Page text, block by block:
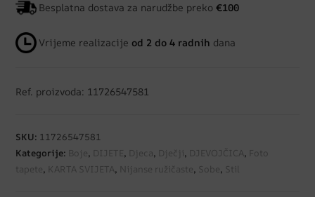
Besplatna dostava za narudžbe preko€100
Vrijeme realizacije od 2 do 4 radnih dana
Ref. proizvoda: 11726547581
SKU: 11726547581
Kategorije: Boje, DIJETE, Djeca, Dječji, DJEVOJČICA, Foto
tapete, KARTA SVIJETA, Nijanse ružičaste, Sobe, Stil